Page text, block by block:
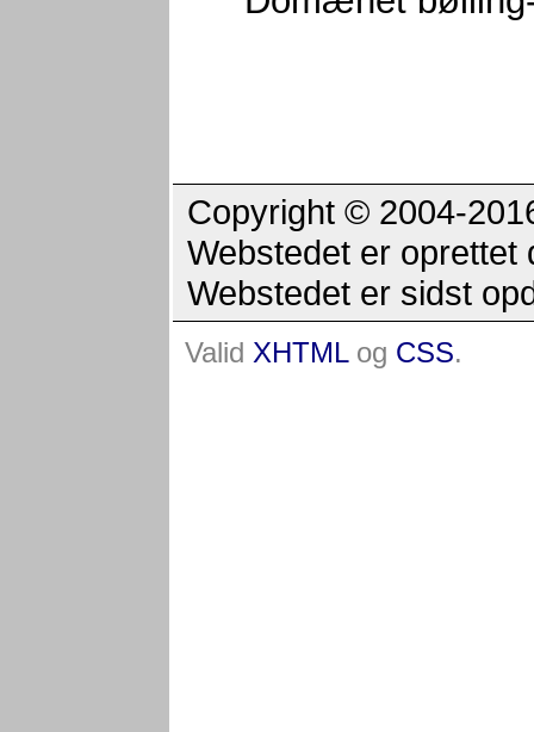
Copyright © 2004-
Webstedet er oprettet
Webstedet er sidst
Valid XHTMLog CSS.